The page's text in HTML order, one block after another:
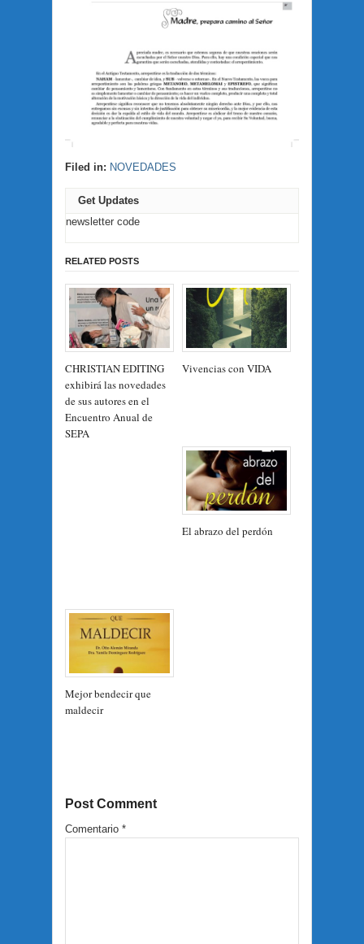
Filed in: NOVEDADES
Get Updates
newsletter code
RELATED POSTS
CHRISTIAN EDITING
exhibirá las novedades
de sus autores en el
Encuentro Anual de
SEPA
Vivencias con VIDA
El abrazo del perdón
Mejor bendecir que
maldecir
Post Comment
Comentario *